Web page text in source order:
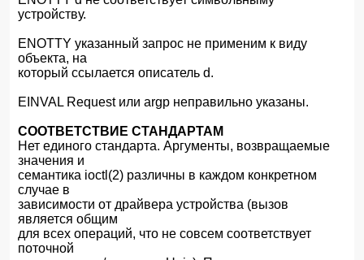
устройству.
ENOTTY указанный запрос не применим к виду
объекта, на
который ссылается описатель d.
EINVAL Request или argp неправильно указаны.
СООТВЕТСТВИЕ СТАНДАРТАМ
Нет единого стандарта. Аргументы, возвращаемые
значения и
семантика ioctl(2) различны в каждом конкретном
случае в
зависимости от драйвера устройства (вызов
является общим
для всех операций, что не совсем соответствует
поточной